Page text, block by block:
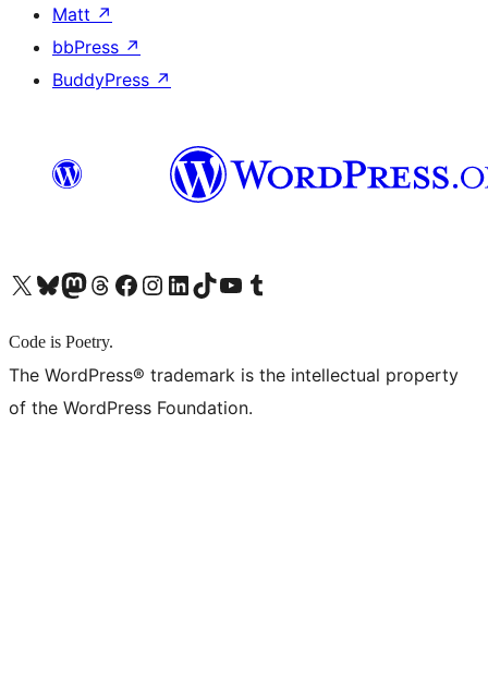
Matt ↗
bbPress ↗
BuddyPress ↗
X (旧 Twitter) アカウントへBluesky アカウントへMastodon アカウントへThreads アカウントへ Facebook ページへInstagram アカウントへ LinkedIn アカウントへTikTok アカウントへYouTube チャンネルへ Tumblr アカウントへ
Code is Poetry.
The WordPress® trademark is the intellectual property
of the WordPress Foundation.